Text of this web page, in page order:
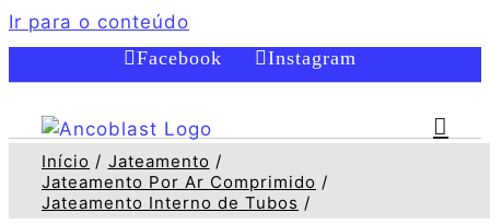
Ir para o conteúdo
Facebook
Instagram
Início
Jateamento
Jateamento Por Ar Comprimido
Jateamento Interno de Tubos